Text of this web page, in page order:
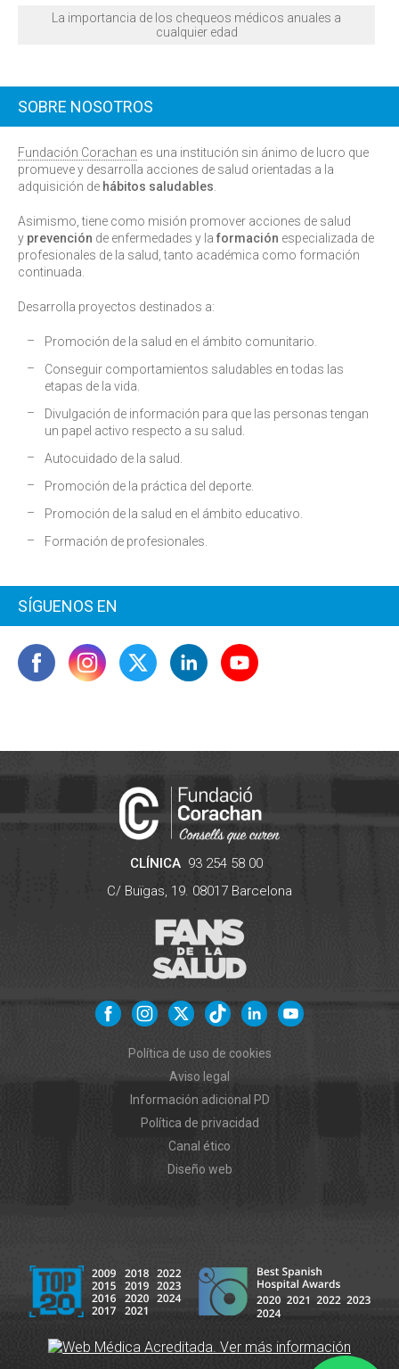
La importancia de los chequeos médicos anuales a
cualquier edad
SOBRE NOSOTROS
Fundación Corachan es una institución sin ánimo de lucro que
promueve y desarrolla acciones de salud orientadas a la
adquisición de hábitos saludables.
Asimismo, tiene como misión promover acciones de salud
y prevención de enfermedades y la formación especializada de
profesionales de la salud, tanto académica como formación
continuada.
Desarrolla proyectos destinados a:
Promoción de la salud en el ámbito comunitario.
Conseguir comportamientos saludables en todas las
etapas de la vida.
Divulgación de información para que las personas tengan
un papel activo respecto a su salud.
Autocuidado de la salud.
Promoción de la práctica del deporte.
Promoción de la salud en el ámbito educativo.
Formación de profesionales.
SÍGUENOS EN
CLÍNICA 93 254 58 00
C/ Buïgas, 19. 08017 Barcelona
Política de uso de cookies
Aviso legal
Información adicional PD
Política de privacidad
Canal ético
Diseño web